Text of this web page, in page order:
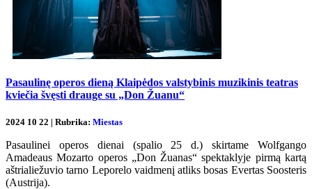
Pasaulinę operos dieną Klaipėdos valstybinis muzikinis teatras
kviečia švęsti drauge su „Don Žuanu“
2024 10 22 | Rubrika: Miestas
Pasaulinei operos dienai (spalio 25 d.) skirtame Wolfgango
Amadeaus Mozarto operos „Don Žuanas“ spektaklyje pirmą kartą
aštrialiežuvio tarno Leporelo vaidmenį atliks bosas Evertas Soosteris
(Austrija).